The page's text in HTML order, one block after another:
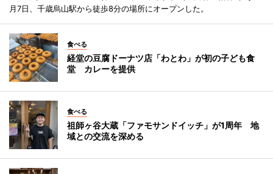
月7日、千歳烏山駅から徒歩8分の場所にオープンした。
食べる
経堂の豆腐ドーナツ店「わとわ」が初の子ども食
堂 カレーを提供
食べる
祖師ヶ谷大蔵「ファモサンドイッチ」が1周年 地
域との交流を深める